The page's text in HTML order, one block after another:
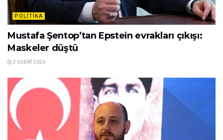
POLITIKA
Mustafa Şentop’tan Epstein evrakları çıkışı:
Maskeler düştü
2 ŞUBAT 2026